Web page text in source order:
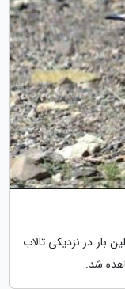
بار در نزدیکی تالاب
شد.